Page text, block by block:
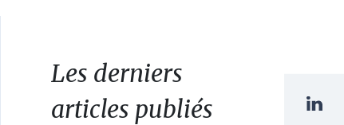
Les derniers
articles publiés